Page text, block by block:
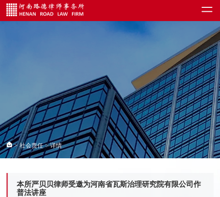
> 社会责任 > 详情
本所严贝贝律师受邀为河南省瓦斯治理研究院有限公司作
普法讲座